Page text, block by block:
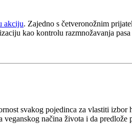
akciju. Zajedno s četveronožnim
kao kontrolu razmnožavanja pasa
svakog pojedinca za vlastiti
načina života i da predlože